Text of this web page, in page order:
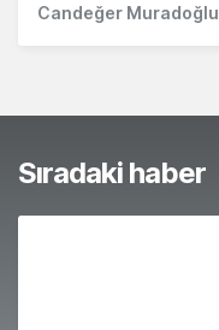
Candeğer Muradoğlu
Sıradaki haber